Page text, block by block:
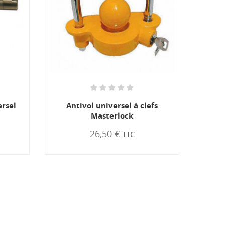
Antivol universel à clefs
Masterlock
26,50 € TTC